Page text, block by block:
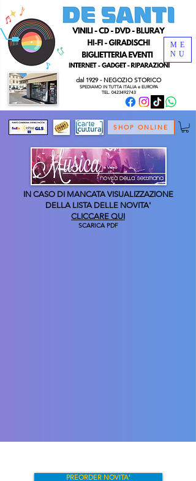
SHOP ONLINE
dal 1929 - NEGOZIOSTORICO
SPEDIAMO IN TUTTA ITALIA e EUROPA
TEL. 0423492743
ME
NU
IN CASO DI MANCATA VISUALIZZAZIONE
DELLA LISTA DELLE NOVITA'
CLICCARE QUI
SCARICA PDF
PREORDER NOVITA'